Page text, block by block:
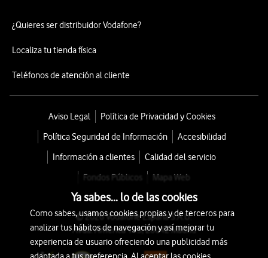
¿Quieres ser distribuidor Vodafone?
Localiza tu tienda física
Teléfonos de atención al cliente
Aviso Legal
Política de Privacidad y Cookies
Política Seguridad de Información
Accesibilidad
Información a clientes
Calidad del servicio
Fondos Públicos
Mapa Web
© 2026 Vodafone España S.A.U.
Avda. América 115, 28042 Madrid
Ya sabes... lo de las cookies
Como sabes, usamos cookies propias y de terceros para
analizar tus hábitos de navegación y así mejorar tu
experiencia de usuario ofreciendo una publicidad más